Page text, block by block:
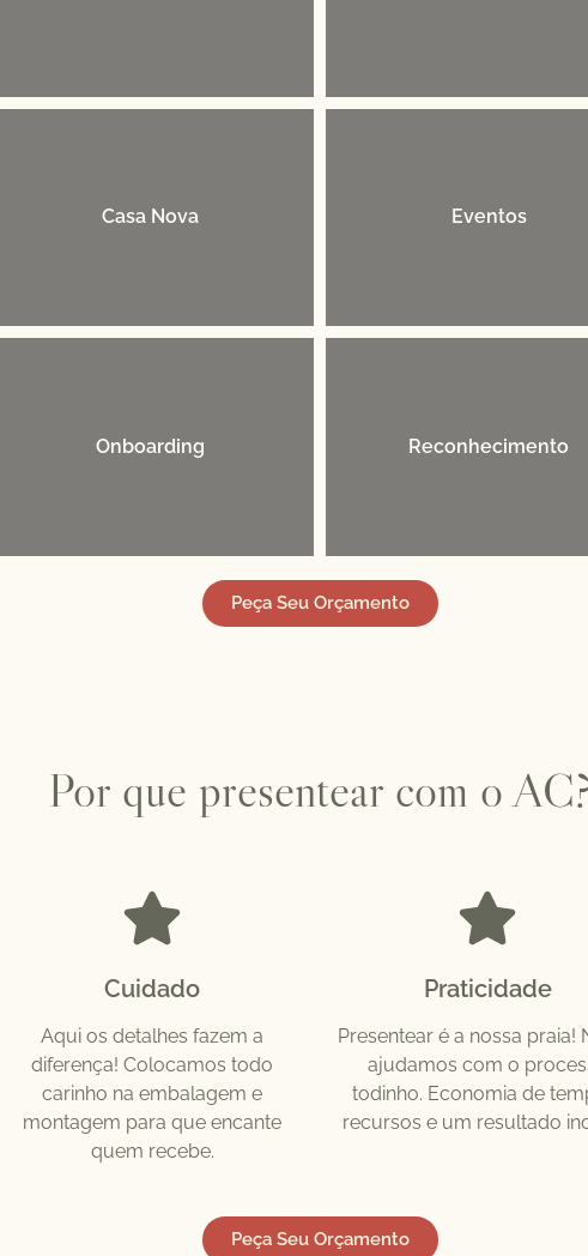
Casa Nova Eventos
Onboarding Reconhecimento
Peça Seu Orçamento
Por que presentear com o
Cuidado
Aqui os detalhes fazem a
diferença! Colocamos todo
carinho na embalagem e
montagem para que encante
quem recebe.
Praticidade
Presentear é a nossa praia!
ajudamos com o
todinho. Economia de
recursos e um resultado
Peça Seu Orçamento